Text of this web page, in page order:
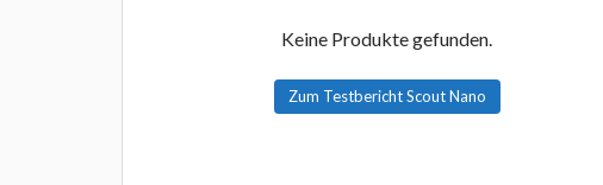
Keine Produkte gefunden.
Zum Testbericht Scout Nano